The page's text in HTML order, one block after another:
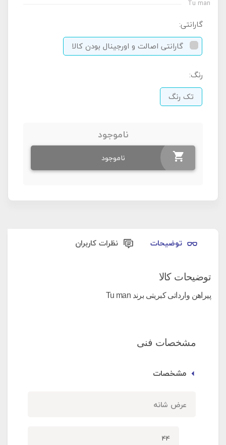
Tu man
گارانتی:
گارانتی اصالت و اورجینال بودن کالا
رنگ:
تک رنگ
ناموجود
ناموجود
توضیحات نظرات کاربران
توضیحات کالا
پیراهن وارداتی کبریتی برند Tu man
مشخصات فنی
مشخصات
عرض شانه
44